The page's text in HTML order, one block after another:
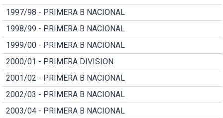
1997/98 - PRIMERA B NACIONAL
1998/99 - PRIMERA B NACIONAL
1999/00 - PRIMERA B NACIONAL
2000/01 - PRIMERA DIVISION
2001/02 - PRIMERA B NACIONAL
2002/03 - PRIMERA B NACIONAL
2003/04 - PRIMERA B NACIONAL